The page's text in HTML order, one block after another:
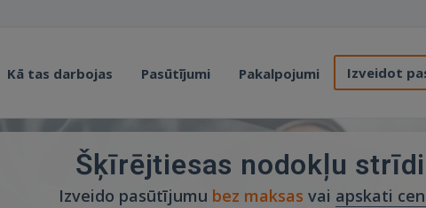
Kā tas darbojas Pasūtījumi Pakalpojumi Izveidot
Šķīrējtiesas nodokļu strīdi
Izveido pasūtījumu bez maksas vai apskati